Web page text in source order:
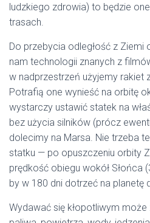
ludzkiego zdrowia) to będzie
trasach.
Do przebycia odległość z Ziemi
nam technologii znanych z
w nadprzestrzeń użyjemy rakiet
Potrafią one wynieść na orbitę
wystarczy ustawić statek na
bez użycia silników (prócz
dolecimy na Marsa. Nie trzeba
statku — po opuszczeniu orbity
prędkość obiegu wokół Słońca
by w 180 dni dotrzeć na planetę
Wydawać się kłopotliwym